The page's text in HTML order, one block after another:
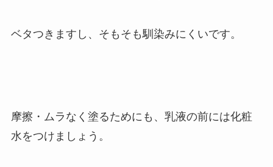
ベタつきますし、そもそも馴染みにくいです。
摩擦・ムラなく塗るためにも、乳液の前には化粧
水をつけましょう。